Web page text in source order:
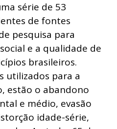
série de 53
de fontes
pesquisa para
e a qualidade de
brasileiros.
utilizados para a
estão o abandono
e médio, evasão
idade-série,